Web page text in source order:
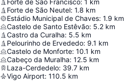
Forte de São Francisco: 1 km
Forte de São Neutel: 1.8 km
Estádio Municipal de Chaves: 1.9 km
Castelo de Santo Estêvão: 5.2 km
Castro da Curalha: 5.5 km
Pelourinho de Ervededo: 9.1 km
Castelo de Monforte: 10.1 km
Cabeço da Muralha: 12.5 km
Laza-Cerdedelo: 39.7 km
Vigo Airport: 110.5 km